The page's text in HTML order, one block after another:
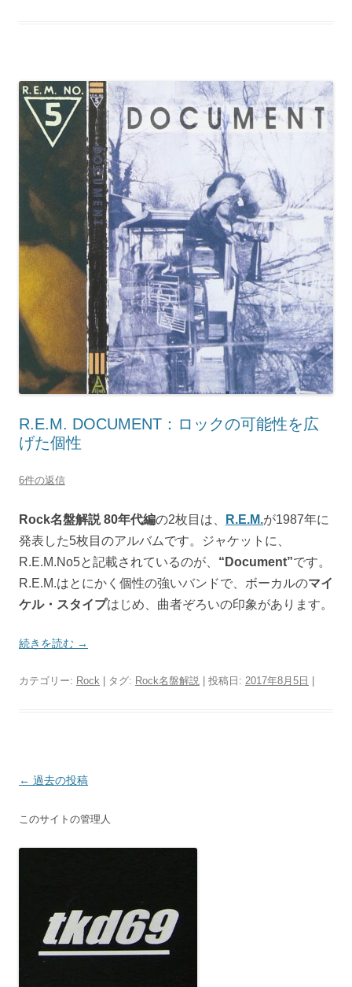
R.E.M. DOCUMENT：ロックの可能性を広
げた個性
6件の返信
Rock名盤解説 80年代編の2枚目は、 R.E.M.が1987年に
発表した5枚目のアルバムです。ジャケットに、
R.E.M.No5と記載されているのが、 “Document”です。
R.E.M.はとにかく個性の強いバンドで、ボーカルのマイ
ケル・スタイプはじめ、曲者ぞろいの印象があります。
続きを読む →
カテゴリー: Rock | タグ: Rock名盤解説 | 投稿日: 2017年8月5日
投
ナ
ビ
← 過去の投稿
このサイトの管理人